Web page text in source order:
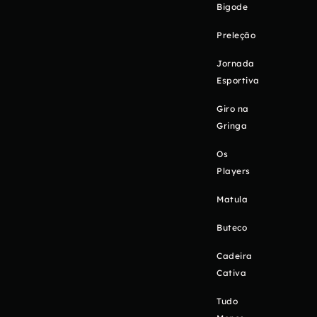
Bigode
Preleção
Jornada
Esportiva
Giro na
Gringa
Os
Players
Matula
Buteco
Cadeira
Cativa
Tudo